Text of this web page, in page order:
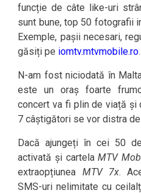
funcție de câte like-uri
sunt bune, top 50 fotografii
Exemple, pașii necesari,
găsiți pe iomtv.mtvmobile.ro
N-am fost niciodată în
este un oraș foarte
concert va fi plin de viață și
7 câștigători se vor distra de
Dacă ajungeți în cei 50
activată și cartelaMTV
extraopțiunea MTV 7x.
SMS-uri nelimitate cu